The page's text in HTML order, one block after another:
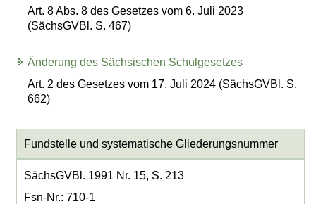
Art. 8 Abs. 8 des Gesetzes vom 6. Juli 2023
(SächsGVBl. S. 467)
Änderung des Sächsischen Schulgesetzes
Art. 2 des Gesetzes vom 17. Juli 2024 (SächsGVBl. S.
662)
Fundstelle und systematische Gliederungsnummer
SächsGVBl. 1991 Nr. 15, S. 213
Fsn-Nr.: 710-1